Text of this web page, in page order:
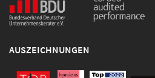
AUSZEICHNUNGEN